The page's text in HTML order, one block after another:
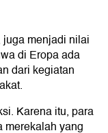
menjadi nilai
di Eropa ada
dari kegiatan
Karena itu, para
merekalah yang